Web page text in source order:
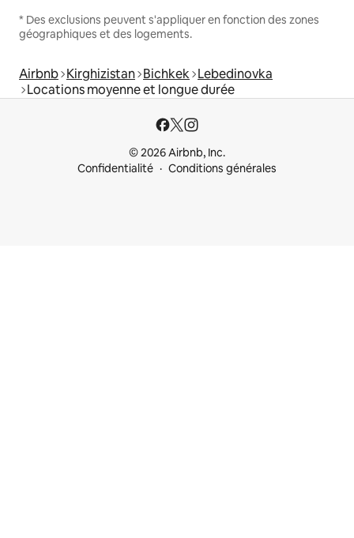
* Des exclusions peuvent s'appliquer en fonction des zones
géographiques et des logements.
Airbnb Kirghizistan Bichkek Lebedinovka
Locations moyenne et longue durée
© 2026 Airbnb, Inc.
Confidentialité
Conditions générales